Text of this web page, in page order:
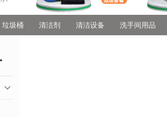
垃圾桶 清洁剂 清洁设备 洗手间用品